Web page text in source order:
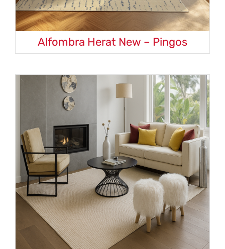
Alfombra Herat New – Pingos